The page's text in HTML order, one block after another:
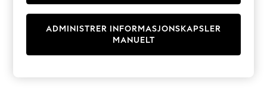
Sets & Outfits
T-Shirts
ADMINISTRER INFORMASJONSKAPSLER
MANUELT